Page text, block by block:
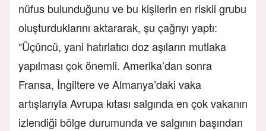
nüfus bulunduğunu ve bu kişilerin en riskli grubu
oluşturduklarını aktararak, şu çağrıyı yaptı:
“Üçüncü, yani hatırlatıcı doz aşıların mutlaka
yapılması çok önemli. Amerika’dan sonra
Fransa, İngiltere ve Almanya’daki vaka
artışlarıyla Avrupa kıtası salgında en çok vakanın
izlendiği bölge durumunda ve salgının başından